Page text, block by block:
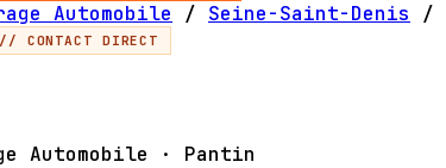
Automobile / Seine-Saint-Denis /
// CONTACT DIRECT
Automobile · Pantin